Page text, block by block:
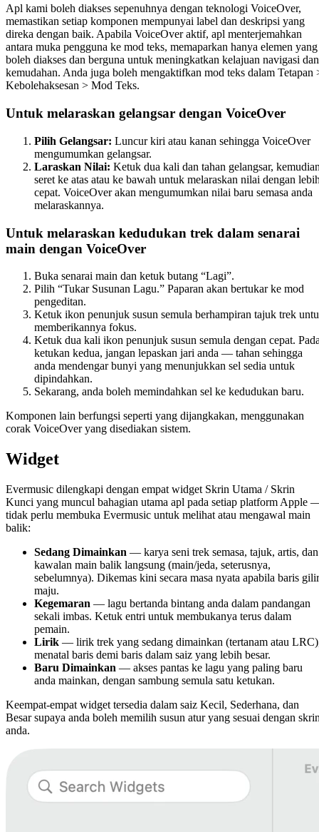
Apl kami boleh diakses sepenuhnya dengan teknologi VoiceOver,
memastikan setiap komponen mempunyai label dan deskripsi yang
direka dengan baik. Apabila VoiceOver aktif, apl menterjemahkan
antara muka pengguna ke mod teks, memaparkan hanya elemen yang
boleh diakses dan berguna untuk meningkatkan kelajuan navigasi dan
kemudahan. Anda juga boleh mengaktifkan mod teks dalam Tetapan
Kebolehaksesan > Mod Teks.
Untuk melaraskan gelangsar dengan VoiceOver
Pilih Gelangsar: Luncur kiri atau kanan sehingga VoiceOver
mengumumkan gelangsar.
Laraskan Nilai: Ketuk dua kali dan tahan gelangsar,
seret ke atas atau ke bawah untuk melaraskan nilai dengan
cepat. VoiceOver akan mengumumkan nilai baru semasa anda
melaraskannya.
Untuk melaraskan kedudukan trek dalam senarai
main dengan VoiceOver
Buka senarai main dan ketuk butang “Lagi”.
Pilih “Tukar Susunan Lagu.” Paparan akan bertukar ke mod
pengeditan.
Ketuk ikon penunjuk susun semula berhampiran tajuk trek
memberikannya fokus.
Ketuk dua kali ikon penunjuk susun semula dengan cepat.
ketukan kedua, jangan lepaskan jari anda — tahan sehingga
anda mendengar bunyi yang menunjukkan sel sedia untuk
dipindahkan.
Sekarang, anda boleh memindahkan sel ke kedudukan baru.
Komponen lain berfungsi seperti yang dijangkakan, menggunakan
corak VoiceOver yang disediakan sistem.
Widget
Evermusic dilengkapi dengan empat widget Skrin Utama / Skrin
Kunci yang muncul bahagian utama apl pada setiap platform Apple
tidak perlu membuka Evermusic untuk melihat atau mengawal main
balik:
Sedang Dimainkan — karya seni trek semasa, tajuk, artis, dan
kawalan main balik langsung (main/jeda, seterusnya,
sebelumnya). Dikemas kini secara masa nyata apabila baris gilir
maju.
Kegemaran — lagu bertanda bintang anda dalam pandangan
sekali imbas. Ketuk entri untuk membukanya terus dalam
pemain.
Lirik — lirik trek yang sedang dimainkan (tertanam atau
menatal baris demi baris dalam saiz yang lebih besar.
Baru Dimainkan — akses pantas ke lagu yang paling baru
anda mainkan, dengan sambung semula satu ketukan.
Keempat-empat widget tersedia dalam saiz Kecil, Sederhana, dan
Besar supaya anda boleh memilih susun atur yang sesuai dengan
anda.